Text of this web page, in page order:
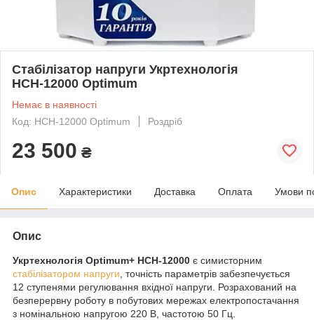
Стабілізатор напруги Укртехнологія
НСН-12000 Optimum
Немає в наявності
Код: НСН-12000 Optimum
Роздріб
23 500 ₴
Опис Характеристики Доставка Оплата Умови
Опис
Укртехнологія Optimum+ НСН-12000 є симисторним
стабілізатором напруги , точність параметрів забезпечується
12 ступенями регулювання вхідної напруги. Розрахований на
безперервну роботу в побутових мережах електропостачання
з номінальною напругою 220 В, частотою 50 Гц.